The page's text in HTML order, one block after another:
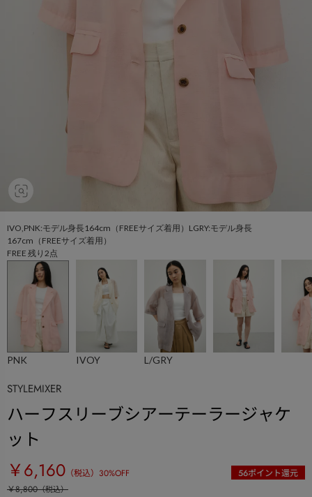
IVO,PNK:モデル身長164cm（FREEサイズ着用）LGRY:モデル身長
167cm（FREEサイズ着用）
FREE 残り2点
PNK IVOY L/GRY
STYLEMIXER
ハーフスリーブシアーテーラージャケ
ット
￥6,160 （税込） 30%OFF 56ポイント還元
￥8,800（税込）